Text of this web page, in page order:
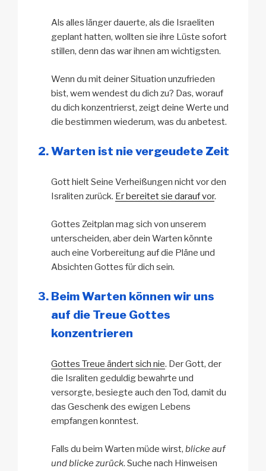
Als alles länger dauerte, als die Israeliten
geplant hatten, wollten sie ihre Lüste sofort
stillen, denn das war ihnen am wichtigsten.
Wenn du mit deiner Situation unzufrieden
bist, wem wendest du dich zu? Das, worauf
du dich konzentrierst, zeigt deine Werte und
die bestimmen wiederum, was du anbetest.
Warten ist nie vergeudete Zeit
Gott hielt Seine Verheißungen nicht vor den
Israliten zurück. Er bereitet sie darauf vor.
Gottes Zeitplan mag sich von unserem
unterscheiden, aber dein Warten könnte
auch eine Vorbereitung auf die Pläne und
Absichten Gottes für dich sein.
Beim Warten können wir uns
auf die Treue Gottes
konzentrieren
Gottes Treue ändert sich nie. Der Gott, der
die Israliten geduldig bewahrte und
versorgte, besiegte auch den Tod, damit du
das Geschenk des ewigen Lebens
empfangen konntest.
Falls du beim Warten müde wirst, blicke auf
und blicke zurück. Suche nach Hinweisen